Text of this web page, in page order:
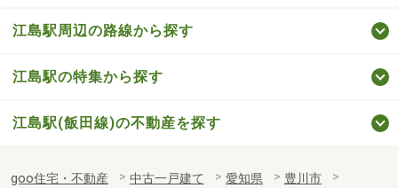
江島駅周辺の路線から探す
江島駅の特集から探す
江島駅(飯田線)の不動産を探す
goo住宅・不動産 中古一戸建て 愛知県
豊川市